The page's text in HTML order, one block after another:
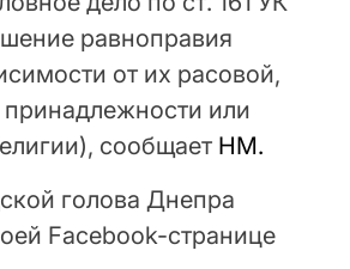
равноправия
от их расовой,
или
сообщает НМ.
голова Днепра
Facebook-странице